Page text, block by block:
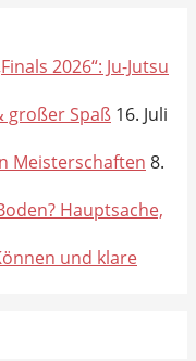
2026“: Ju-Jutsu
großer Spaß 16. Juli
Meisterschaften 8.
Hauptsache,
und klare